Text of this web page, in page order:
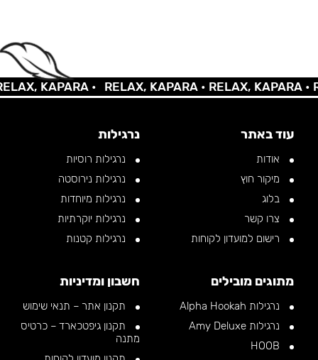
KAPARA • RELAX, KAPARA •RELAX, KAPARA •
עוד באתר
אודות
מיקור חוץ
בלוג
צרו קשר
רישום למועדון לקוחות
נרגילות
נרגילות רוסיות
נרגילות נירוסטה
נרגילות מיוחדות
נרגילות יוקרתיות
נרגילות קטנות
מתוגים מובילים
נרגילות Alpha Hookah
נרגילות Amy Deluxe
חשבון ומדיניות
תקנון אתר – תנאי שימוש
תקנון גיפטכארד – כרטיס
מתנה